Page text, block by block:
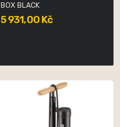
BOX BLACK
5 931,00 Kč